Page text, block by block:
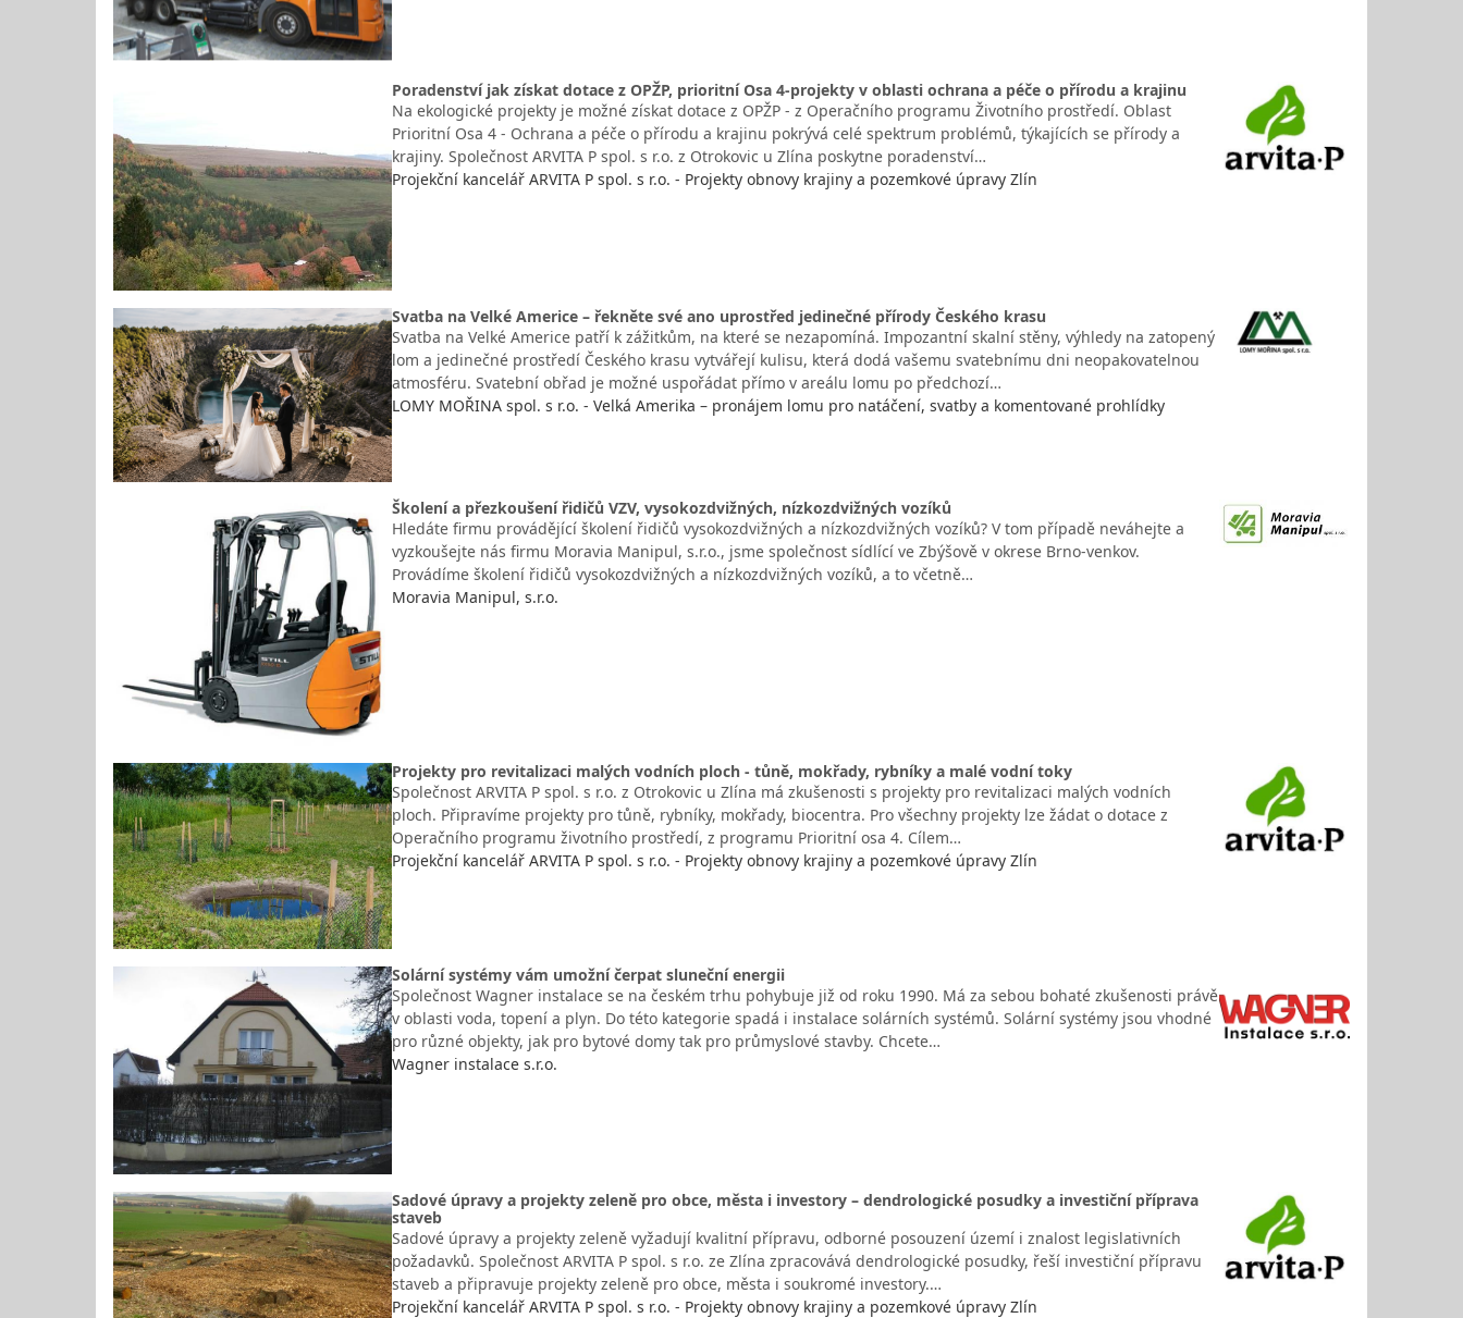
Poradenství jak získat dotace z OPŽP, prioritní Osa 4-projekty v oblasti ochrana a péče o přírodu a krajinu
Na ekologické projekty je možné získat dotace z OPŽP - z Operačního programu Životního prostředí. Oblast
Prioritní Osa 4 - Ochrana a péče o přírodu a krajinu pokrývá celé spektrum problémů, týkajících se přírody a
krajiny. Společnost ARVITA P spol. s r.o. z Otrokovic u Zlína poskytne poradenství…
Projekční kancelář ARVITA P spol. s r.o. - Projekty obnovy krajiny a pozemkové úpravy Zlín
Svatba na Velké Americe – řekněte své ano uprostřed jedinečné přírody Českého krasu
Svatba na Velké Americe patří k zážitkům, na které se nezapomíná. Impozantní skalní stěny, výhledy na zatopený
lom a jedinečné prostředí Českého krasu vytvářejí kulisu, která dodá vašemu svatebnímu dni neopakovatelnou
atmosféru. Svatební obřad je možné uspořádat přímo v areálu lomu po předchozí…
LOMY MOŘINA spol. s r.o. - Velká Amerika – pronájem lomu pro natáčení, svatby a komentované prohlídky
Školení a přezkoušení řidičů VZV, vysokozdvižných, nízkozdvižných vozíků
Hledáte firmu provádějící školení řidičů vysokozdvižných a nízkozdvižných vozíků? V tom případě neváhejte a
vyzkoušejte nás firmu Moravia Manipul, s.r.o., jsme společnost sídlící ve Zbýšově v okrese Brno-venkov.
Provádíme školení řidičů vysokozdvižných a nízkozdvižných vozíků, a to včetně…
Moravia Manipul, s.r.o.
Projekty pro revitalizaci malých vodních ploch - tůně, mokřady, rybníky a malé vodní toky
Společnost ARVITA P spol. s r.o. z Otrokovic u Zlína má zkušenosti s projekty pro revitalizaci malých vodních
ploch. Připravíme projekty pro tůně, rybníky, mokřady, biocentra. Pro všechny projekty lze žádat o dotace z
Operačního programu životního prostředí, z programu Prioritní osa 4. Cílem…
Projekční kancelář ARVITA P spol. s r.o. - Projekty obnovy krajiny a pozemkové úpravy Zlín
Solární systémy vám umožní čerpat sluneční energii
Společnost Wagner instalace se na českém trhu pohybuje již od roku 1990. Má za sebou bohaté zkušenosti právě
v oblasti voda, topení a plyn. Do této kategorie spadá i instalace solárních systémů. Solární systémy jsou vhodné
pro různé objekty, jak pro bytové domy tak pro průmyslové stavby. Chcete…
Wagner instalace s.r.o.
Sadové úpravy a projekty zeleně pro obce, města i investory – dendrologické posudky a investiční příprava
staveb
Sadové úpravy a projekty zeleně vyžadují kvalitní přípravu, odborné posouzení území i znalost legislativních
požadavků. Společnost ARVITA P spol. s r.o. ze Zlína zpracovává dendrologické posudky, řeší investiční přípravu
staveb a připravuje projekty zeleně pro obce, města i soukromé investory.…
Projekční kancelář ARVITA P spol. s r.o. - Projekty obnovy krajiny a pozemkové úpravy Zlín